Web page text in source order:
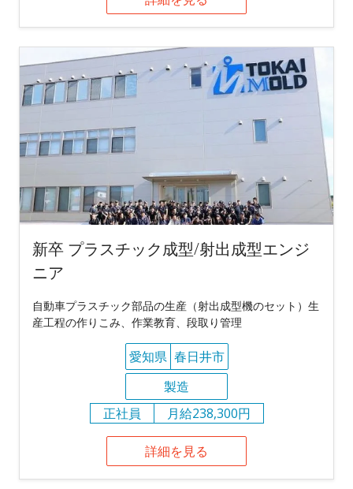
新卒 プラスチック成型/射出成型エンジ
ニア
自動車プラスチック部品の生産（射出成型機のセット）生
産工程の作りこみ、作業教育、段取り管理
愛知県 春日井市
製造
正社員
月給238,300円
詳細を見る